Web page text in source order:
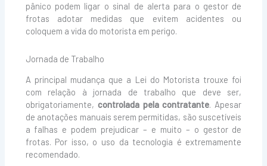
pânico podem ligar o sinal de alerta para o gestor de
frotas adotar medidas que evitem acidentes ou
coloquem a vida do motorista em perigo.
Jornada de Trabalho
A principal mudança que a Lei do Motorista trouxe foi
com relação à jornada de trabalho que deve ser,
obrigatoriamente, controlada pela contratante. Apesar
de anotações manuais serem permitidas, são suscetíveis
a falhas e podem prejudicar – e muito – o gestor de
frotas. Por isso, o uso da tecnologia é extremamente
recomendado.